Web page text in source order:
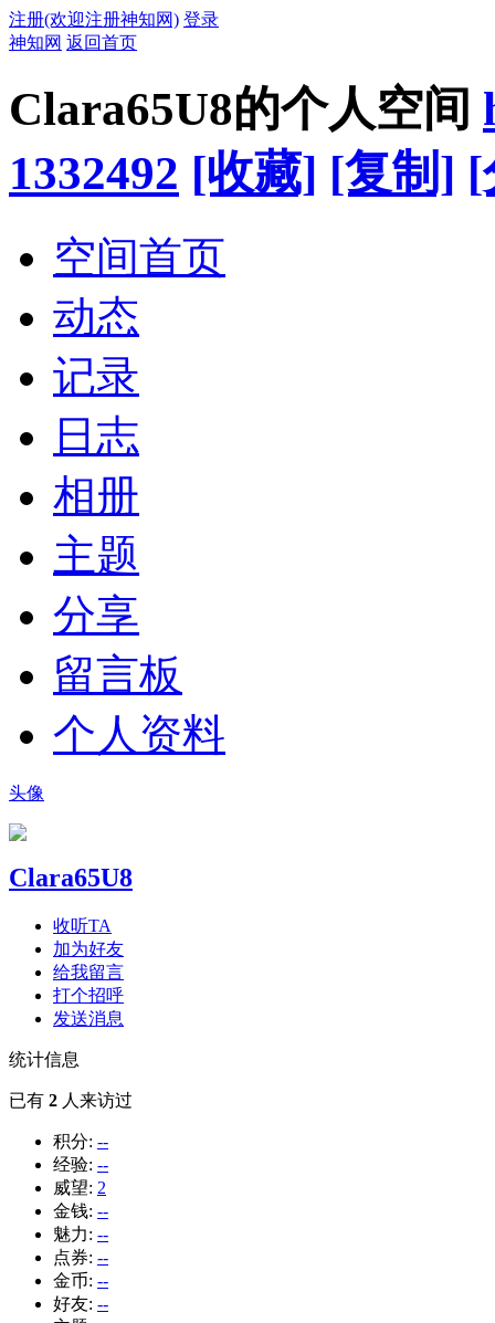
注册(欢迎注册神知网) 登录
神知网 返回首页
Clara65U8的个人空间
1332492 [收藏] [复制] [
空间首页
动态
记录
日志
相册
主题
分享
留言板
个人资料
头像
Clara65U8
收听TA
加为好友
给我留言
打个招呼
发送消息
统计信息
已有 2 人来访过
积分: --
经验: --
威望: 2
金钱: --
魅力: --
点券: --
金币: --
好友: --